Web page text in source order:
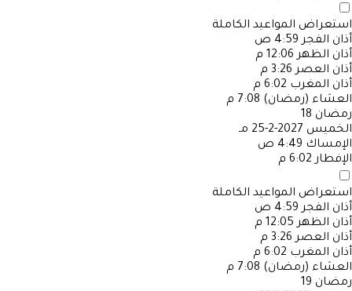
استعراض المواعيد الكاملة
أذان الفجر 4:59 ص
أذان الظهر 12:06 م
أذان العصر 3:26 م
أذان المغرب 6:02 م
العشاء (رمضان) 7:08 م
رمضان 18
الخميس 2027-2-25 مـ
الإمساك 4:49 ص
الإفطار 6:02 م
استعراض المواعيد الكاملة
أذان الفجر 4:59 ص
أذان الظهر 12:05 م
أذان العصر 3:26 م
أذان المغرب 6:02 م
العشاء (رمضان) 7:08 م
رمضان 19